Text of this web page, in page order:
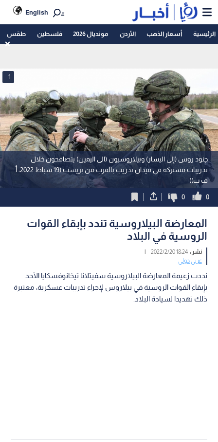
English
الرئيسية أسعار الذهب الأردن مونديال 2026 فلسطين طقس
جنود روس (إلى اليسار) وبيلاروسيون (الى اليمين) يتصافحون خلال
تدريبات مشتركة في ميدان تدريب بالقرب من بريست (19 شباط 2022، أ
ف ب))
1
0
0
المعارضة البيلاروسية تندد بإبقاء القوات
الروسية في البلاد
نشر :18:24 2022/2/20
|
عربي دولي
نددت زعيمة المعارضة البيلاروسية سفيتلانا تيخانوفسكايا الأحد
بإبقاء القوات الروسية في بيلاروس لإجراء تدريبات عسكرية، معتبرة
ذلك تهديدا لسيادة البلاد.